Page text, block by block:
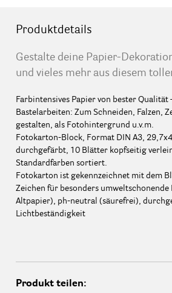
Produktdetails
Gestalte deine Papier-
und vieles mehr aus diesem
Farbintensives Papier von bester Qualität
Bastelarbeiten: Zum Schneiden, Falzen,
gestalten, als Fotohintergrund u.v.m.
Fotokarton-Block, Format DIN A3,
durchgefärbt, 10 Blätter kopfseitig
Standardfarben sortiert.
Fotokarton ist gekennzeichnet mit dem
Zeichen für besonders
Altpapier), ph-neutral (säurefrei),
Lichtbeständigkeit
Produkt teilen: